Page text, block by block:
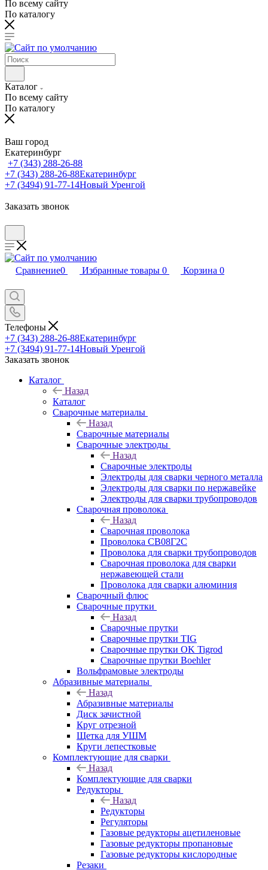
По всему сайту
По каталогу
Каталог
По всему сайту
По каталогу
Ваш город
Екатеринбург
+7 (343) 288-26-88
+7 (343) 288-26-88Екатеринбург
+7 (3494) 91-77-14Новый Уренгой
Заказать звонок
Сравнение0 Избранные товары 0 Корзина 0
Телефоны
+7 (343) 288-26-88Екатеринбург
+7 (3494) 91-77-14Новый Уренгой
Заказать звонок
Каталог
Назад
Каталог
Сварочные материалы
Назад
Сварочные материалы
Сварочные электроды
Назад
Сварочные электроды
Электроды для сварки черного металла
Электроды для сварки по нержавейке
Электроды для сварки трубопроводов
Сварочная проволока
Назад
Сварочная проволока
Проволока СВ08Г2С
Проволока для сварки трубопроводов
Сварочная проволока для сварки
нержавеющей стали
Проволока для сварки алюминия
Сварочный флюс
Сварочные прутки
Назад
Сварочные прутки
Сварочные прутки TIG
Сварочные прутки OK Tigrod
Сварочные прутки Boehler
Вольфрамовые электроды
Абразивные материалы
Назад
Абразивные материалы
Диск зачистной
Круг отрезной
Щетка для УШМ
Круги лепестковые
Комплектующие для сварки
Назад
Комплектующие для сварки
Редукторы
Назад
Редукторы
Регуляторы
Газовые редукторы ацетиленовые
Газовые редукторы пропановые
Газовые редукторы кислородные
Резаки